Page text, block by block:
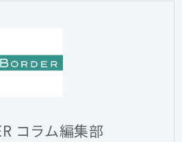
コラム編集部